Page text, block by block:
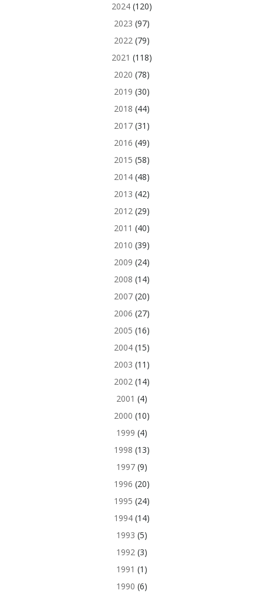
2024(120)
2023 (97)
2022(79)
2021 (118)
2020 (78)
2019 (30)
2018 (44)
2017(31)
2016 (49)
2015 (58)
2014(48)
2013 (42)
2012(29)
2011 (40)
2010 (39)
2009 (24)
2008 (14)
2007(20)
2006 (27)
2005 (16)
2004(15)
2003 (11)
2002(14)
2001 (4)
2000 (10)
1999 (4)
1998 (13)
1997(9)
1996 (20)
1995 (24)
1994(14)
1993 (5)
1992(3)
1991 (1)
1990 (6)